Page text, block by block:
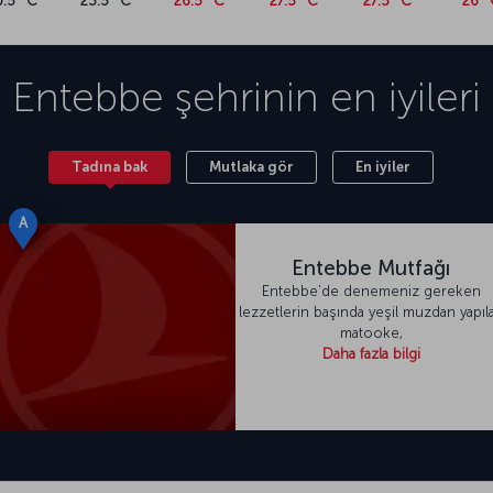
Entebbe şehrinin en iyileri
Tadına bak Mutlaka gör En iyiler
A
Entebbe Mutfağı
Entebbe’de denemeniz gereken
lezzetlerin başında yeşil muzdan
matooke,
Daha fazla bilgi